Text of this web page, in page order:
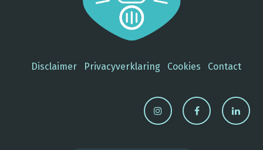
Disclaimer Privacyverklaring Cookies Contact